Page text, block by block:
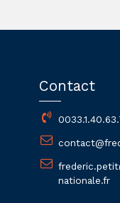
Contact
nationale.fr